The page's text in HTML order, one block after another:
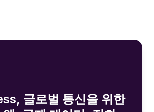
글로벌 통신을 위한